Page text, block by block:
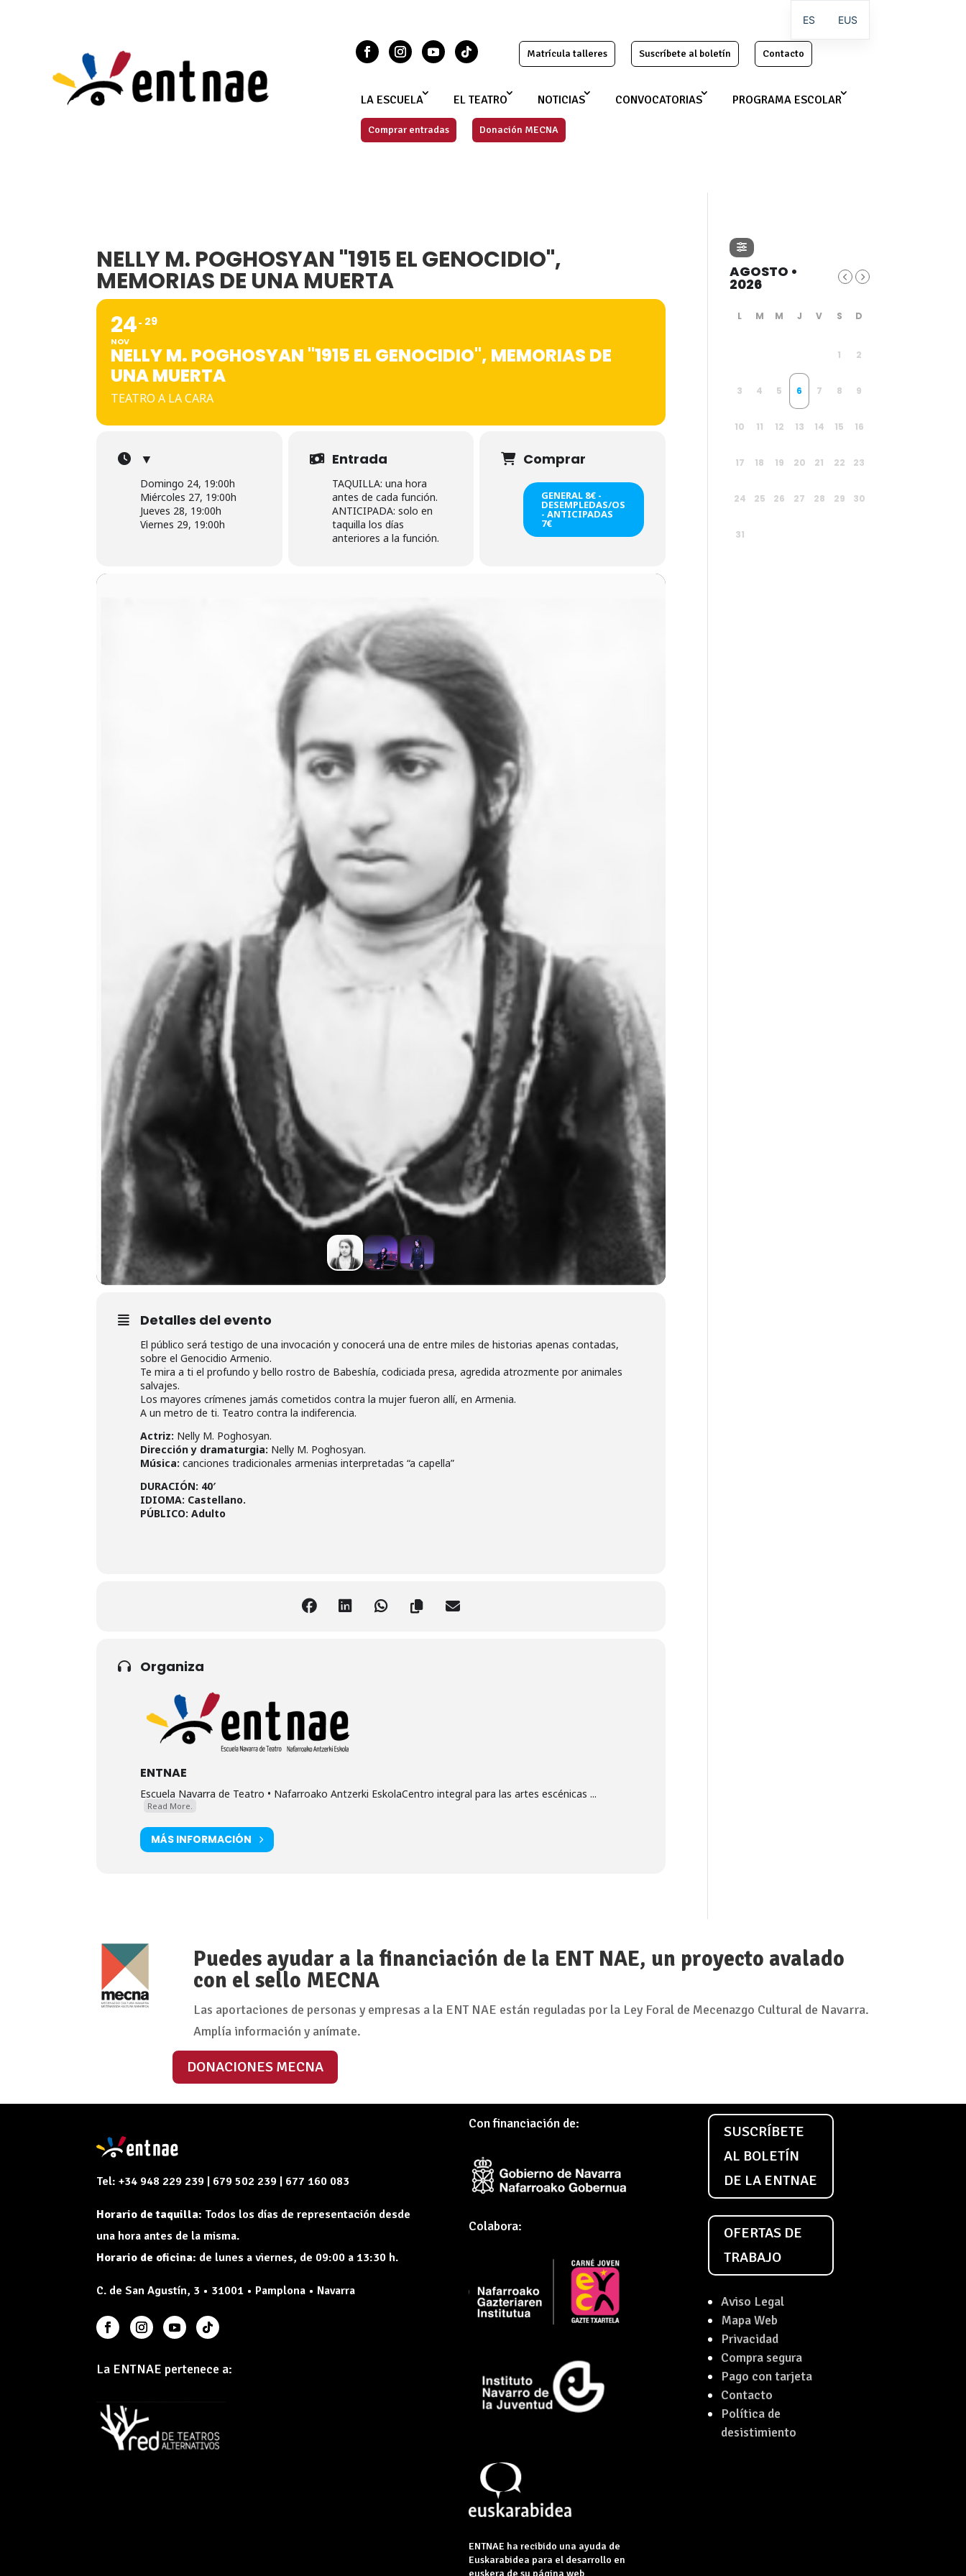
Matrícula talleres Suscríbete al boletín Contacto
LA ESCUELA EL TEATRO NOTICIAS CONVOCATORIAS PROGRAMA ESCOLAR
Comprar entradas Donación MECNA
NELLY M. POGHOSYAN "1915 EL GENOCIDIO",
MEMORIAS DE UNA MUERTA
24
NOV
29
NELLY M. POGHOSYAN "1915 EL GENOCIDIO", MEMORIAS DE
UNA MUERTA
TEATRO A LA CARA
▼
Domingo 24, 19:00h
Miércoles 27, 19:00h
Jueves 28, 19:00h
Viernes 29, 19:00h
Entrada
TAQUILLA: una hora
antes de cada función.
ANTICIPADA: solo en
taquilla los días
anteriores a la función.
Comprar
GENERAL 8€ -
DESEMPLEDAS/OS
- ANTICIPADAS
7€
Detalles del evento
El público será testigo de una invocación y conocerá una de entre miles de historias apenas contadas,
sobre el Genocidio Armenio.
Te mira a ti el profundo y bello rostro de Babeshía, codiciada presa, agredida atrozmente por animales
salvajes.
Los mayores crímenes jamás cometidos contra la mujer fueron allí, en Armenia.
A un metro de ti. Teatro contra la indiferencia.
Actriz: Nelly M. Poghosyan.
Dirección y dramaturgia: Nelly M. Poghosyan.
Música: canciones tradicionales armenias interpretadas “a capella”
DURACIÓN: 40′
IDIOMA: Castellano.
PÚBLICO: Adulto
Organiza
ENTNAE
Escuela Navarra de Teatro • Nafarroako Antzerki EskolaCentro integral para las artes escénicas ...
Read More.
MÁS INFORMACIÓN
AGOSTO •
2026
1 2
3 4 5 6 7 8 9
10 11 12 13 14 15 16
17 18 19 20 21 22 23
24 25 26 27 28 29 30
31
Puedes ayudar a la financiación de la ENT NAE, un proyecto avalado
con el sello MECNA
Las aportaciones de personas y empresas a la ENT NAE están reguladas por la Ley Foral de Mecenazgo Cultural de Navarra.
Amplía información y anímate.
DONACIONES MECNA
Tel: +34 948 229 239 | 679 502 239 | 677 160 083
Horario de taquilla: Todos los días de representación desde
una hora antes de la misma.
Horario de oficina: de lunes a viernes, de 09:00 a 13:30 h.
C. de San Agustín, 3 • 31001 • Pamplona • Navarra
La ENTNAE pertenece a:
Con financiación de:
Colabora:
ENTNAE ha recibido una ayuda de
Euskarabidea para el desarrollo en
euskera de su página web
SUSCRÍBETE
AL BOLETÍN
DE LA ENTNAE
OFERTAS DE
TRABAJO
Aviso Legal
Mapa Web
Privacidad
Compra segura
Pago con tarjeta
Contacto
Política de
desistimiento
ES EUS